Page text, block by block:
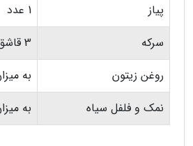
پیاز
1 عدد
سرکه
3 قاشق غذاخوری
روغن زیتون
به
نمک و فلفل سیاه
به